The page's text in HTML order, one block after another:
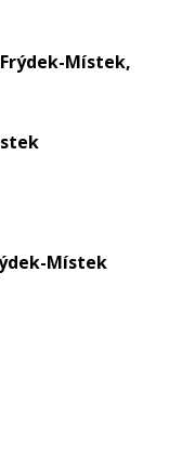
Místek,
Místek